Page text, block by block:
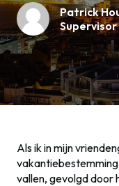
Patrick
Supervisor
Als ik in mijn
vallen, gevolgd door